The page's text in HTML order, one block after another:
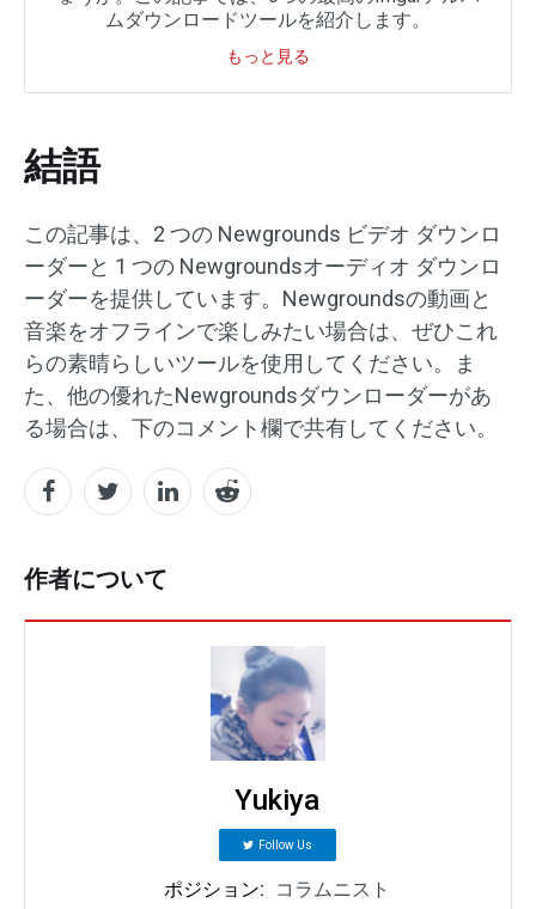
ムダウンロードツールを紹介します。
もっと見る
結語
この記事は、2 つの Newgrounds ビデオ ダウンロ
ーダーと 1 つの Newgroundsオーディオ ダウンロ
ーダーを提供しています。Newgroundsの動画と
音楽をオフラインで楽しみたい場合は、ぜひこれ
らの素晴らしいツールを使用してください。ま
た、他の優れたNewgroundsダウンローダーがあ
る場合は、下のコメント欄で共有してください。
作者について
Yukiya
Follow Us
ポジション:
コラムニスト